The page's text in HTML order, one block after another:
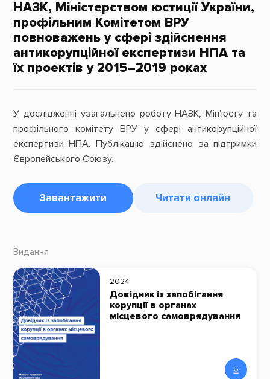
НАЗК, Міністерством юстиції України,
профільним Комітетом ВРУ
повноважень у сфері здійснення
антикорупційної експертизи НПА та
їх проектів у 2015–2019 роках
У дослідженні узагальнено роботу НАЗК, Мін'юсту та
профільного комітету ВРУ у сфері антикорупційної
експертизи НПА. Публікацію здійснено за підтримки
Європейського Союзу.
Завантажити Читати онлайн
Видання
2024
Довідник із запобігання
корупції в органах
місцевого самоврядування